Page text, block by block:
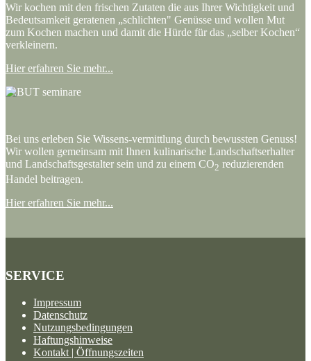
Wir kochen mit den frischen Zutaten die aus Ihrer Wichtigkeit und
Bedeutsamkeit geratenen „schlichten" Genüsse und wollen Mut
zum Kochen machen und damit die Hürde für das „selber Kochen“
verkleinern.
Hier erfahren Sie mehr...
Bei uns erleben Sie Wissens-vermittlung durch bewussten Genuss!
Wir wollen gemeinsam mit Ihnen kulinarische Landschaftserhalter
und Landschaftsgestalter sein und zu einem CO2 reduzierenden
Handel beitragen.
Hier erfahren Sie mehr...
SERVICE
Impressum
Datenschutz
Nutzungsbedingungen
Haftungshinweise
Kontakt | Öffnungszeiten